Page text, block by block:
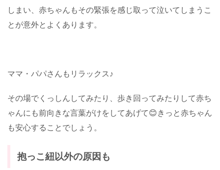
しまい、赤ちゃんもその緊張を感じ取って泣いてしまうこ
とが意外とよくあります。
ママ・パパさんもリラックス♪
その場でくっしんしてみたり、歩き回ってみたりして赤ち
ゃんにも前向きな言葉がけをしてあげて😊きっと赤ちゃん
も安心することでしょう。
抱っこ紐以外の原因も